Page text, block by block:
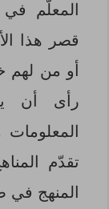
المعلّم
قصر هذا
أو من لهم
رأى أن
تقدّم
المنهج في